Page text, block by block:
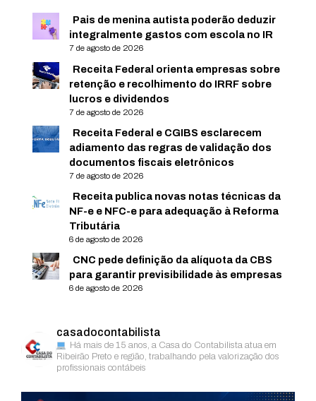
Pais de menina autista poderão deduzir
integralmente gastos com escola no IR
7 de agosto de 2026
Receita Federal orienta empresas sobre
retenção e recolhimento do IRRF sobre
lucros e dividendos
7 de agosto de 2026
Receita Federal e CGIBS esclarecem
adiamento das regras de validação dos
documentos fiscais eletrônicos
7 de agosto de 2026
Receita publica novas notas técnicas da
NF-e e NFC-e para adequação à Reforma
Tributária
6 de agosto de 2026
CNC pede definição da alíquota da CBS
para garantir previsibilidade às empresas
6 de agosto de 2026
casadocontabilista
Há mais de 15 anos, a Casa do Contabilista atua em
Ribeirão Preto e região, trabalhando pela valorização dos
profissionais contábeis